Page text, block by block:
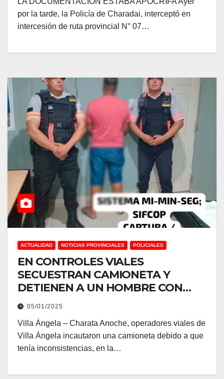
por la tarde, la Policía de Charadai, interceptó en
intercesión de ruta provincial N° 07…
ACTUALIDAD NOTICIAS PROVINCIALES POLICIALES
EN CONTROLES VIALES
SECUESTRAN CAMIONETA Y
DETIENEN A UN HOMBRE CON
PEDIDO DE CAPTURA
05/01/2025
Villa Ángela – Charata Anoche, operadores viales de
Villa Ángela incautaron una camioneta debido a que
tenía inconsistencias, en la…